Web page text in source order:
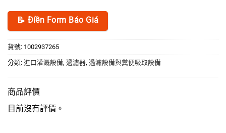
📝 Điền Form Báo Giá
貨號: 1002937265
分類: 進口灌溉設備 過濾器 過濾設備與糞便吸取設備
商品評價
目前沒有評價。